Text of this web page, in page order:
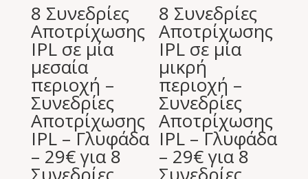
8 Συνεδρίες
Αποτρίχωσης
IPL σε μία
μεσαία
περιοχή –
Συνεδρίες
Αποτρίχωσης
IPL – Γλυφάδα
– 29€ για 8
8 Συνεδρίες
Αποτρίχωσης
IPL σε μία
μικρή
περιοχή –
Συνεδρίες
Αποτρίχωσης
IPL – Γλυφάδα
– 29€ για 8